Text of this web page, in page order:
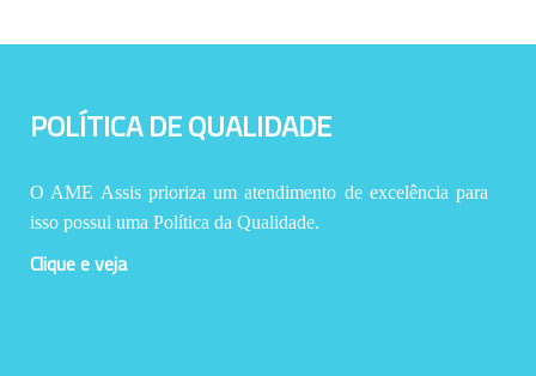
POLÍTICA DE QUALIDADE
O AME Assis prioriza um atendimento de excelência para
isso possui uma Política da Qualidade.
Clique e veja